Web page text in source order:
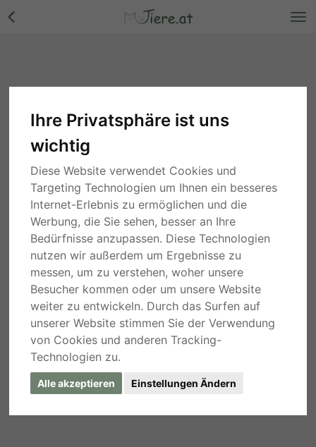
Ihre Privatsphäre ist uns
wichtig
Diese Website verwendet Cookies und
Targeting Technologien um Ihnen ein besseres
Internet-Erlebnis zu ermöglichen und die
Werbung, die Sie sehen, besser an Ihre
Bedürfnisse anzupassen. Diese Technologien
nutzen wir außerdem um Ergebnisse zu
messen, um zu verstehen, woher unsere
Besucher kommen oder um unsere Website
weiter zu entwickeln. Durch das Surfen auf
unserer Website stimmen Sie der Verwendung
von Cookies und anderen Tracking-
Technologien zu.
Alle akzeptieren Einstellungen Ändern